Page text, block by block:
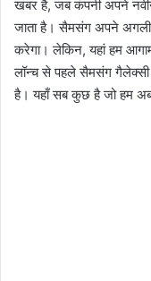
खबर है, जब कंपनी अपने
जाता है। सैमसंग अपने अगली
करेगा। लेकिन, यहां हम
लॉन्च से पहले सैमसंग गैलेक्सी
है। यहाँ सब कुछ है जो हम